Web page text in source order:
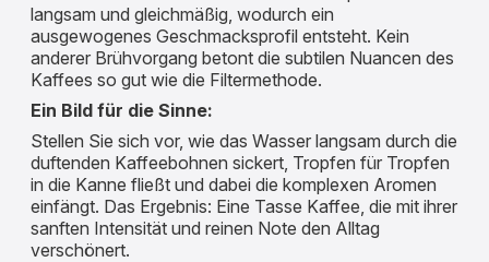
langsam und gleichmäßig, wodurch ein
ausgewogenes Geschmacksprofil entsteht. Kein
anderer Brühvorgang betont die subtilen Nuancen des
Kaffees so gut wie die Filtermethode.
Ein Bild für die Sinne:
Stellen Sie sich vor, wie das Wasser langsam durch die
duftenden Kaffeebohnen sickert, Tropfen für Tropfen
in die Kanne fließt und dabei die komplexen Aromen
einfängt. Das Ergebnis: Eine Tasse Kaffee, die mit ihrer
sanften Intensität und reinen Note den Alltag
verschönert.